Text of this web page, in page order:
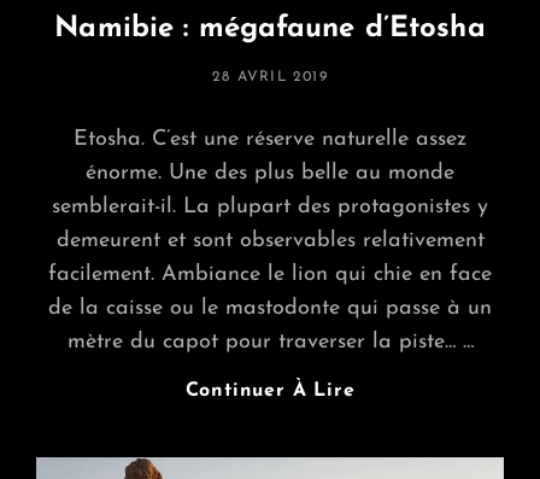
Namibie : mégafaune d’Etosha
POSTED
28 AVRIL 2019
Etosha. C’est une réserve naturelle assez
énorme. Une des plus belle au monde
semblerait-il. La plupart des protagonistes y
demeurent et sont observables relativement
facilement. Ambiance le lion qui chie en face
de la caisse ou le mastodonte qui passe à un
mètre du capot pour traverser la piste… …
Continuer À LireNamibie